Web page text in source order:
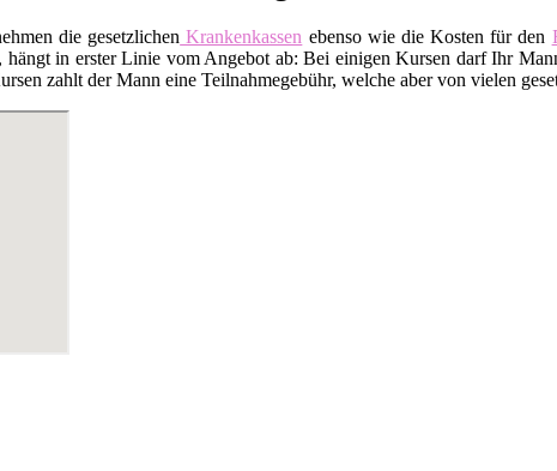
die gesetzlichen Krankenkassen ebenso wie die Kosten für den
in erster Linie vom Angebot ab: Bei einigen Kursen darf Ihr
zahlt der Mann eine Teilnahmegebühr, welche aber von vielen